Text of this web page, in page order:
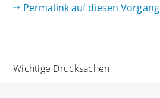
Permalink auf diesen Vorgang
Wichtige Drucksachen